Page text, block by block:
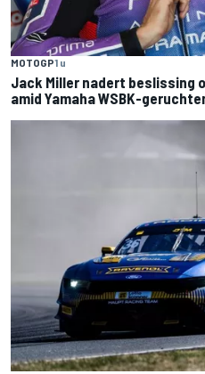
MOTOGP1 u
Jack Miller nadert beslissing
amid Yamaha WSBK-